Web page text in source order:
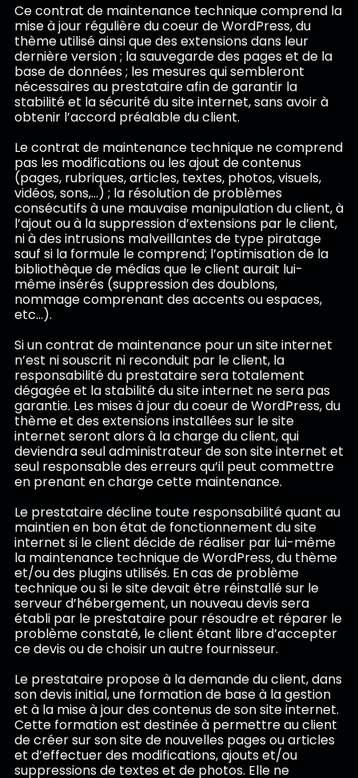
Ce contrat de maintenance technique comprend la
mise à jour régulière du coeur de WordPress, du
thème utilisé ainsi que des extensions dans leur
dernière version ; la sauvegarde des pages et de la
base de données ; les mesures qui sembleront
nécessaires au prestataire afin de garantir la
stabilité et la sécurité du site internet, sans avoir à
obtenir l’accord préalable du client.
Le contrat de maintenance technique ne comprend
pas les modifications ou les ajout de contenus
(pages, rubriques, articles, textes, photos, visuels,
vidéos, sons,…) ; la résolution de problèmes
consécutifs à une mauvaise manipulation du client, à
l’ajout ou à la suppression d’extensions par le client,
ni à des intrusions malveillantes de type piratage
sauf si la formule le comprend; l’optimisation de la
bibliothèque de médias que le client aurait lui-
même insérés (suppression des doublons,
nommage comprenant des accents ou espaces,
etc…).
Si un contrat de maintenance pour un site internet
n’est ni souscrit ni reconduit par le client, la
responsabilité du prestataire sera totalement
dégagée et la stabilité du site internet ne sera pas
garantie. Les mises à jour du coeur de WordPress, du
thème et des extensions installées sur le site
internet seront alors à la charge du client, qui
deviendra seul administrateur de son site internet et
seul responsable des erreurs qu’il peut commettre
en prenant en charge cette maintenance.
Le prestataire décline toute responsabilité quant au
maintien en bon état de fonctionnement du site
internet si le client décide de réaliser par lui-même
la maintenance technique de WordPress, du thème
et/ou des plugins utilisés. En cas de problème
technique ou si le site devait être réinstallé sur le
serveur d’hébergement, un nouveau devis sera
établi par le prestataire pour résoudre et réparer le
problème constaté, le client étant libre d’accepter
ce devis ou de choisir un autre fournisseur.
Le prestataire propose à la demande du client, dans
son devis initial, une formation de base à la gestion
et à la mise à jour des contenus de son site internet.
Cette formation est destinée à permettre au client
de créer sur son site de nouvelles pages ou articles
et d’effectuer des modifications, ajouts et/ou
suppressions de textes et de photos. Elle ne